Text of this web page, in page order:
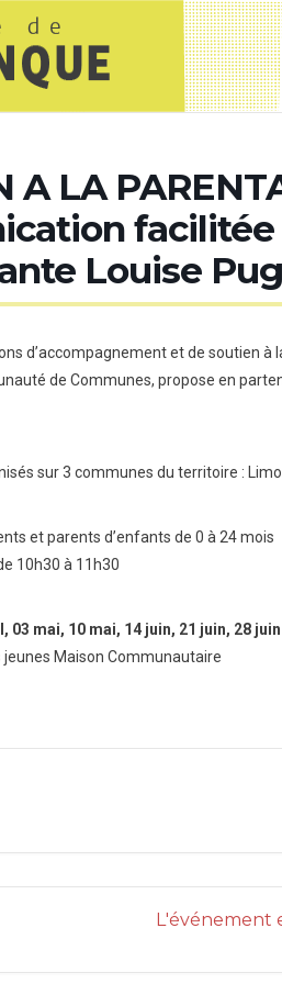
A LA
facilitée
Louise
d’accompagnement et de soutien
de Communes, propose en
sur 3 communes du territoire :
et parents d’enfants de 0 à 24 mois
10h30 à 11h30
03 mai, 10 mai, 14 juin, 21 juin, 28 juin
jeunes Maison Communautaire
L'événement